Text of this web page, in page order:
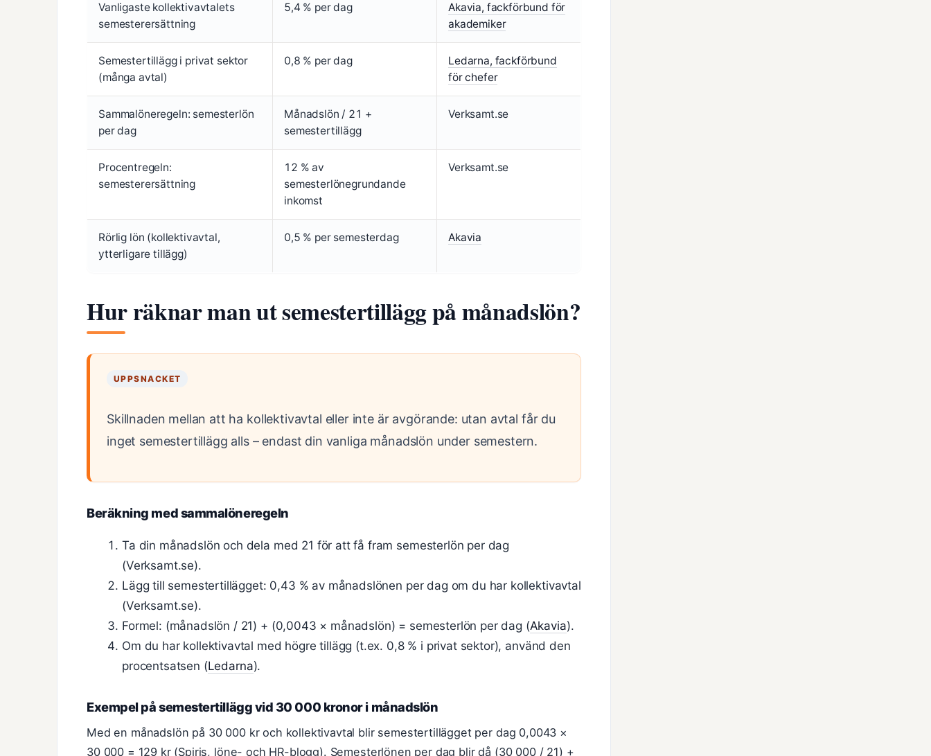
Vanligaste kollektivavtalets
semesterersättning
5,4 % per dag
Akavia, fackförbund för
akademiker
Semestertillägg i privat sektor
(många avtal)
0,8 % per dag
Ledarna, fackförbund
för chefer
Sammalöneregeln: semesterlön
per dag
Månadslön / 21 +
semestertillägg
Verksamt.se
Procentregeln:
semesterersättning
12 % av
semesterlönegrundande
inkomst
Verksamt.se
Rörlig lön (kollektivavtal,
ytterligare tillägg)
0,5 % per semesterdag Akavia
Hur räknar man ut semestertillägg på månadslön?
UPPSNACKET
Skillnaden mellan att ha kollektivavtal eller inte är avgörande: utan avtal får du
inget semestertillägg alls – endast din vanliga månadslön under semestern.
Beräkning med sammalöneregeln
Ta din månadslön och dela med 21 för att få fram semesterlön per dag
(Verksamt.se).
Lägg till semestertillägget: 0,43 % av månadslönen per dag om du har kollektivavtal
(Verksamt.se).
Formel: (månadslön / 21) + (0,0043 × månadslön) = semesterlön per dag (Akavia).
Om du har kollektivavtal med högre tillägg (t.ex. 0,8 % i privat sektor), använd den
procentsatsen (Ledarna).
Exempel på semestertillägg vid 30 000 kronor i månadslön
Med en månadslön på 30 000 kr och kollektivavtal blir semestertillägget per dag 0,0043 ×
30 000 = 129 kr (Spiris, löne- och HR-blogg). Semesterlönen per dag blir då (30 000 / 21) +